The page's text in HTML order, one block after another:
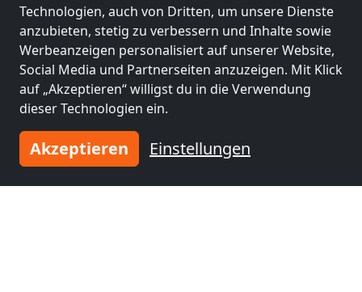
Technologien, auch von Dritten, um unsere Dienste
anzubieten, stetig zu verbessern und Inhalte sowie
Werbeanzeigen personalisiert auf unserer Website,
Social Media und Partnerseiten anzuzeigen. Mit Klick
auf „Akzeptieren“ willigst du in die Verwendung
dieser Technologien ein.
Akzeptieren Einstellungen